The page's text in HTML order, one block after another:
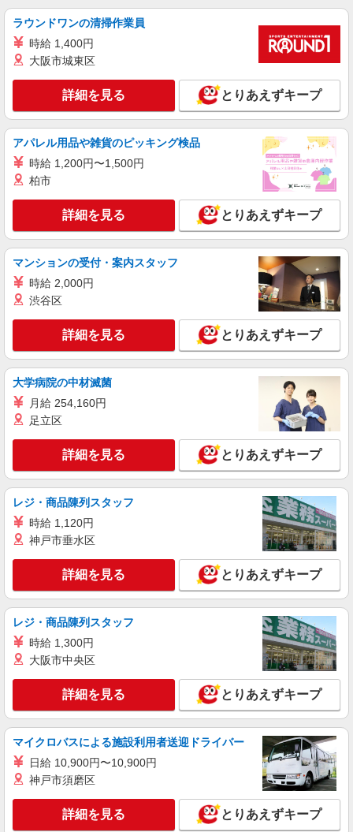
福井県あわら市
キープ 詳細を見る
株式会社テクノ・サービス/お仕事No/0836139
機械オペレーター
時給1150円交通費全額支給
福井県あわら市 ＊車・バイク通勤OK
キープ 詳細を見る
職業紹介
株式会社ＭＯＤＥ
組立・軽作業スタッフ
時給1600円〜 月収例29万円/残業15h/深夜10h/
可能★☆ 綺麗な1R、1Kをご用意☆
福井県あわら市
キープ 詳細を見る
ラウンドワンの清掃作業員
時給 1,400円
大阪市城東区
詳細を見る とりあえずキープ
アパレル用品や雑貨のピッキング検品
時給 1,200円〜1,500円
柏市
詳細を見る とりあえずキープ
マンションの受付・案内スタッフ
時給 2,000円
渋谷区
詳細を見る とりあえずキープ
大学病院の中材滅菌
月給 254,160円
足立区
詳細を見る とりあえずキープ
レジ・商品陳列スタッフ
時給 1,120円
神戸市垂水区
詳細を見る とりあえずキープ
レジ・商品陳列スタッフ
時給 1,300円
大阪市中央区
詳細を見る とりあえずキープ
マイクロバスによる施設利用者送迎ドライバー
日給 10,900円〜10,900円
神戸市須磨区
詳細を見る とりあえずキープ